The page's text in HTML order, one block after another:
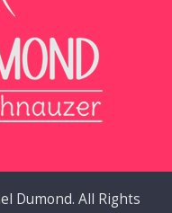
Dumond. All Rights